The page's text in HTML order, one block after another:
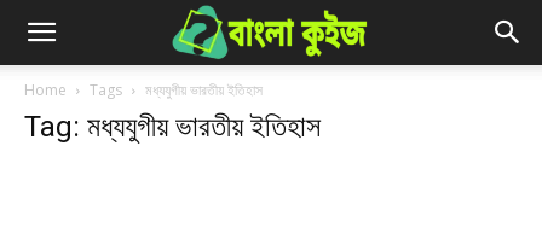
Home Tags মধ্যযুগীয় ভারতীয় ইতিহাস
Tag: মধ্যযুগীয় ভারতীয় ইতিহাস